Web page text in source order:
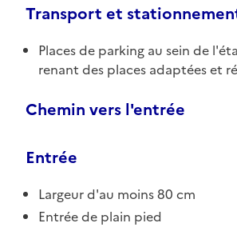
Transport et
Places de parking au sein de
renant des places adaptées et
Chemin vers l'entrée
Entrée
Largeur d'au moins 80 cm
Entrée de plain pied